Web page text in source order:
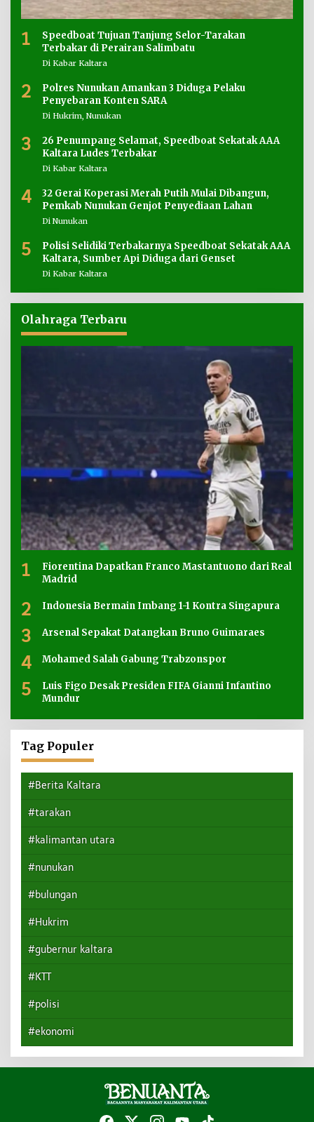
1
Speedboat Tujuan Tanjung Selor-Tarakan
Terbakar di Perairan Salimbatu
Di Kabar Kaltara
2
Polres Nunukan Amankan 3 Diduga Pelaku
Penyebaran Konten SARA
Di Hukrim, Nunukan
3
26 Penumpang Selamat, Speedboat Sekatak AAA
Kaltara Ludes Terbakar
Di Kabar Kaltara
4
32 Gerai Koperasi Merah Putih Mulai Dibangun,
Pemkab Nunukan Genjot Penyediaan Lahan
Di Nunukan
5
Polisi Selidiki Terbakarnya Speedboat Sekatak AAA
Kaltara, Sumber Api Diduga dari Genset
Di Kabar Kaltara
Olahraga Terbaru
1
Fiorentina Dapatkan Franco Mastantuono dari Real
Madrid
2 Indonesia Bermain Imbang 1-1 Kontra Singapura
3 Arsenal Sepakat Datangkan Bruno Guimaraes
4 Mohamed Salah Gabung Trabzonspor
5
Luis Figo Desak Presiden FIFA Gianni Infantino
Mundur
Tag Populer
#Berita Kaltara
#tarakan
#kalimantan utara
#nunukan
#bulungan
#Hukrim
#gubernur kaltara
#KTT
#polisi
#ekonomi